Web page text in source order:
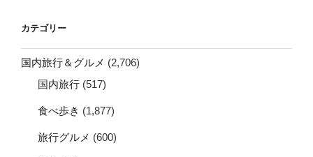
ブ
カテゴリー
国内旅行＆グルメ (2,706)
国内旅行 (517)
食べ歩き (1,877)
旅行グルメ (600)